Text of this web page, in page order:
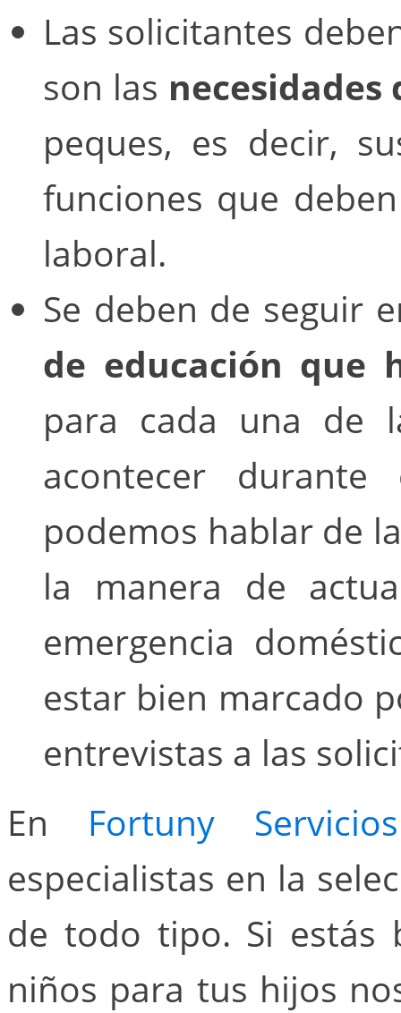
Las solicitantes
son las necesidades
peques, es decir,
funciones que
laboral.
Se deben de seguir
de educación que
para cada una de
acontecer
podemos hablar de
la manera de
emergencia
estar bien marcado
entrevistas a las
En Fortuny
especialistas en la
de todo tipo. Si estás
niños para tus hijos